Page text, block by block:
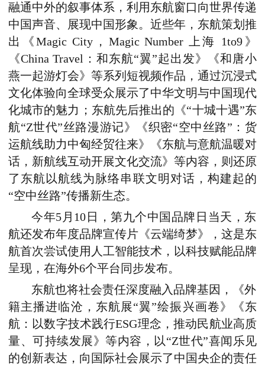
融通中外的叙事体系，利用东航窗口向世界传递
中国声音、展现中国形象。近些年，东航策划推
出《Magic City，Magic Number 上海 1to9》
《China Travel：和东航“翼”起出发》《和唐小
燕一起游灯会》等系列短视频作品，通过沉浸式
文化体验向全球受众展示了中华文明与中国现代
化城市的魅力；东航先后推出的《“十城十遇”东
航“Z世代”丝路漫游记》《织密“空中丝路”：货
运航线助力中匈经贸往来》《东航与意航温暖对
话，新航线互动开展文化交流》等内容，则还原
了东航以航线为脉络串联文明对话，构建起的
“空中丝路”传播新生态。
今年5月10日，第九个中国品牌日当天，东
航还发布年度品牌宣传片《云端绮梦》，这是东
航首次尝试使用人工智能技术，以科技赋能品牌
呈现，在海外6个平台同步发布。
东航也将社会责任深度融入品牌基因，《外
籍主播进临沧，东航展“翼”绘振兴画卷》《东
航：以数字技术践行ESG理念，推动民航业高质
量、可持续发展》等内容，以“Z世代”喜闻乐见
的创新表达，向国际社会展示了中国央企的责任